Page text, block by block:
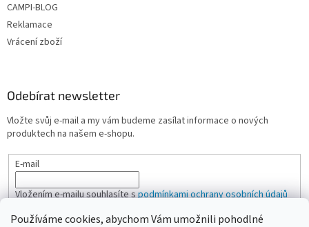
Používáme cookies, abychom Vám umožnili pohodlné
CAMPI-BLOG
Reklamace
Vrácení zboží
Odebírat newsletter
Vložte svůj e-mail a my vám budeme zasílat informace o nových
produktech na našem e-shopu.
E-mail
Vložením e-mailu souhlasíte spodmínkami ochrany osobních údajů